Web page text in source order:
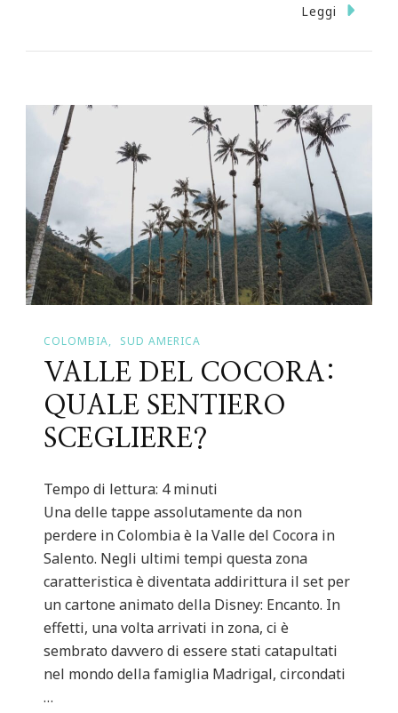
Alla
Matildica:
Un
Viaggio
Nel
Cuore
Dell’Emilia-
Romagna
Leggi
COLOMBIA SUD AMERICA
VALLE DEL COCORA:
QUALE SENTIERO
SCEGLIERE?
Tempo di lettura: 4 minuti
Una delle tappe assolutamente da non
perdere in Colombia è la Valle del Cocora in
Salento. Negli ultimi tempi questa zona
caratteristica è diventata addirittura il set per
un cartone animato della Disney: Encanto. In
effetti, una volta arrivati in zona, ci è
sembrato davvero di essere stati catapultati
nel mondo della famiglia Madrigal, circondati
…